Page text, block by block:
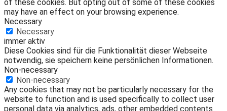
of these cookies. But opting out of some of these cookies
may have an effect on your browsing experience.
Necessary
Necessary
immer aktiv
Diese Cookies sind für die Funktionalität dieser Webseite
notwendig, sie speichern keine persönlichen Informationen.
Non-necessary
Non-necessary
Any cookies that may not be particularly necessary for the
website to function and is used specifically to collect user
personal data via analytics, ads, other embedded contents